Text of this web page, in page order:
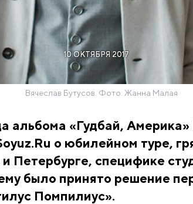
10 ОКТЯБРЯ 2017
Вячеслав Бутусов. Фото: Жанна Малая
альбома «Гудбай, Америка»
о юбилейном туре,
Петербурге, специфике
было принято решение
Помпилиус».